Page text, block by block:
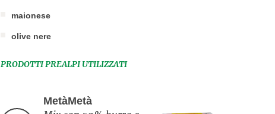
maionese
olive nere
PRODOTTI PREALPI UTILIZZATI
MetàMetà